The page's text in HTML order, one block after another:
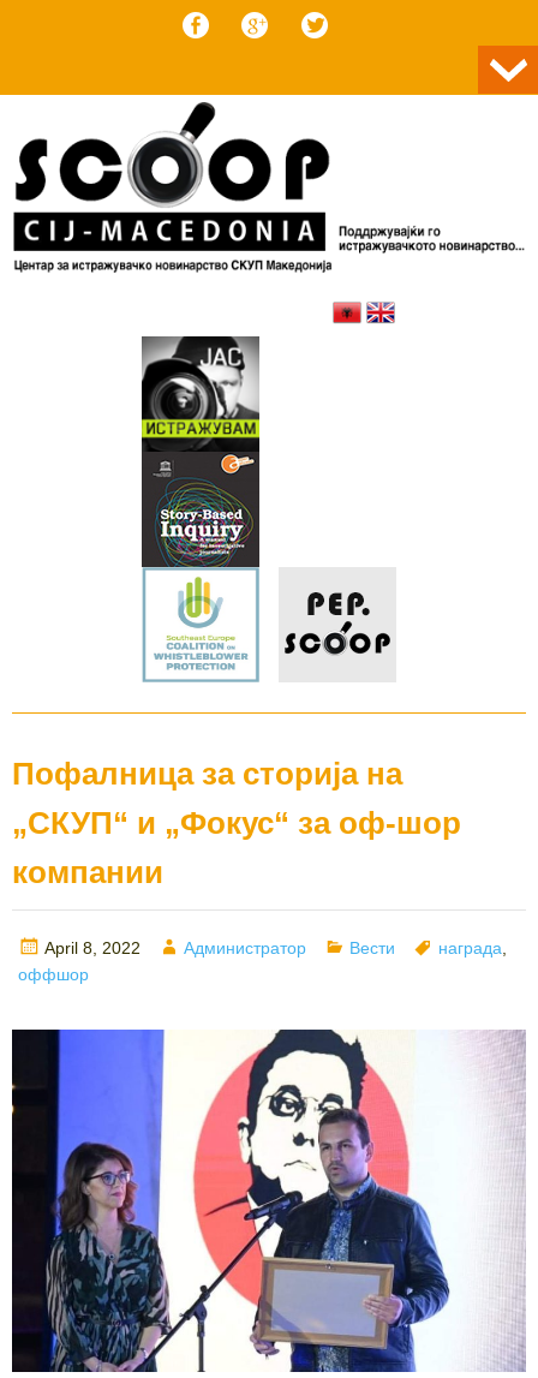
Пофалница за сторија на
„СКУП“ и „Фокус“ за оф-шор
компании
Posted
on
April 8, 2022 Author
Администратор Categories
Вести Tags
награда
оффшор